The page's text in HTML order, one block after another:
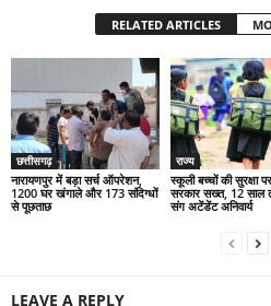
RELATED ARTICLES
छत्तीसगढ़
नारायणपुर में बड़ा सर्च ऑपरेशन,
1200 घर खंगाले और 173 संदिग्धों
से पूछताछ
राज्य
स्कूली बच्चों की सुरक्षा
सरकार सख्त, 12 साल
संग अटेंडेंट अनिवार्य
LEAVE A REPLY